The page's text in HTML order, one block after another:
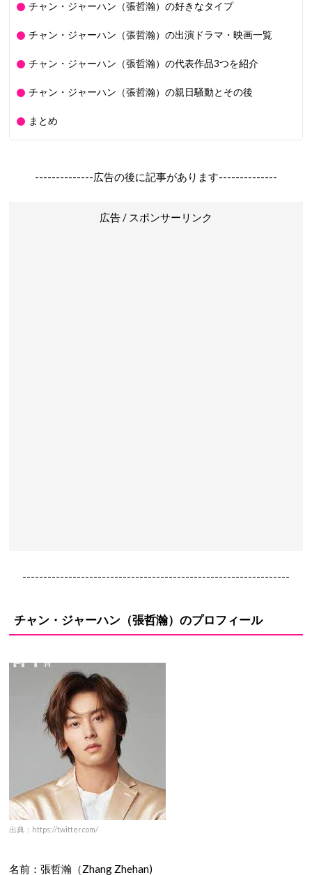
チャン・ジャーハン（張哲瀚）の好きなタイプ
チャン・ジャーハン（張哲瀚）の出演ドラマ・映画一覧
チャン・ジャーハン（張哲瀚）の代表作品3つを紹介
チャン・ジャーハン（張哲瀚）の親日騒動とその後
まとめ
--------------広告の後に記事があります--------------
広告 / スポンサーリンク
----------------------------------------------------------------
チャン・ジャーハン（張哲瀚）のプロフィール
出典：https://twitter.com/
名前：張哲瀚（Zhang Zhehan)